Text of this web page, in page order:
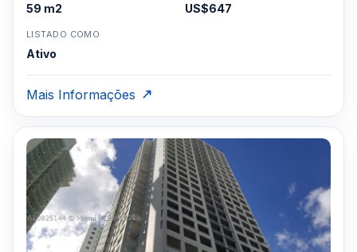
59 m2 US$647
LISTADO COMO
Ativo
Mais Informações